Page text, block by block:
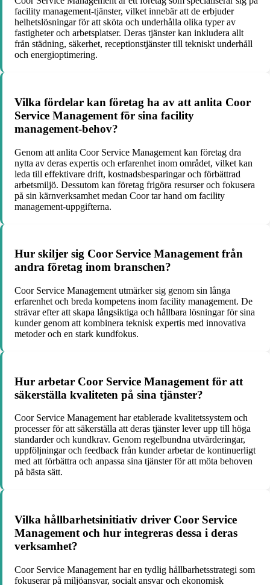
facility management-tjänster, vilket innebär att de erbjuder
helhetslösningar för att sköta och underhålla olika typer av
fastigheter och arbetsplatser. Deras tjänster kan inkludera allt
från städning, säkerhet, receptionstjänster till tekniskt underhåll
och energioptimering.
Vilka fördelar kan företag ha av att anlita Coor
Service Management för sina facility
management-behov?
Genom att anlita Coor Service Management kan företag dra
nytta av deras expertis och erfarenhet inom området, vilket kan
leda till effektivare drift, kostnadsbesparingar och förbättrad
arbetsmiljö. Dessutom kan företag frigöra resurser och fokusera
på sin kärnverksamhet medan Coor tar hand om facility
management-uppgifterna.
Hur skiljer sig Coor Service Management från
andra företag inom branschen?
Coor Service Management utmärker sig genom sin långa
erfarenhet och breda kompetens inom facility management. De
strävar efter att skapa långsiktiga och hållbara lösningar för sina
kunder genom att kombinera teknisk expertis med innovativa
metoder och en stark kundfokus.
Hur arbetar Coor Service Management för att
säkerställa kvaliteten på sina tjänster?
Coor Service Management har etablerade kvalitetssystem och
processer för att säkerställa att deras tjänster lever upp till höga
standarder och kundkrav. Genom regelbundna utvärderingar,
uppföljningar och feedback från kunder arbetar de kontinuerligt
med att förbättra och anpassa sina tjänster för att möta behoven
på bästa sätt.
Vilka hållbarhetsinitiativ driver Coor Service
Management och hur integreras dessa i deras
verksamhet?
Coor Service Management har en tydlig hållbarhetsstrategi som
fokuserar på miljöansvar, socialt ansvar och ekonomisk